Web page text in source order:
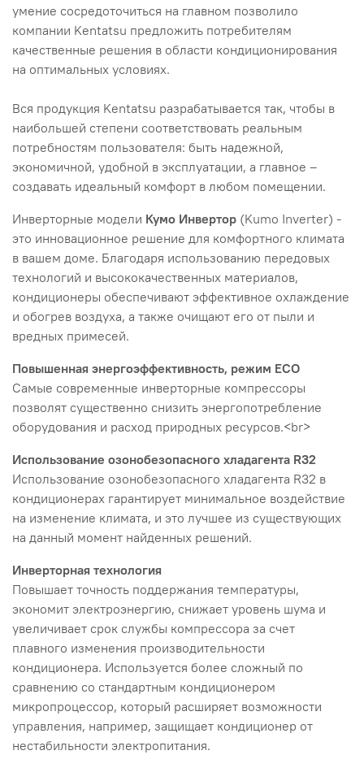
умение сосредоточиться на главном позволило
компании Kentatsu предложить потребителям
качественные решения в области кондиционирования
на оптимальных условиях.
Вся продукция Kentatsu разрабатывается так, чтобы в
наибольшей степени соответствовать реальным
потребностям пользователя: быть надежной,
экономичной, удобной в эксплуатации, а главное –
создавать идеальный комфорт в любом помещении.
Инверторные модели Кумо Инвертор (Kumo Inverter) -
это инновационное решение для комфортного климата
в вашем доме. Благодаря использованию передовых
технологий и высококачественных материалов,
кондиционеры обеспечивают эффективное охлаждение
и обогрев воздуха, а также очищают его от пыли и
вредных примесей.
Повышенная энергоэффективность, режим ECO
Самые современные инверторные компрессоры
позволят существенно снизить энергопотребление
оборудования и расход природных ресурсов.<br>
Использование озонобезопасного хладагента R32
Использование озонобезопасного хладагента R32 в
кондиционерах гарантирует минимальное воздействие
на изменение климата, и это лучшее из существующих
на данный момент найденных решений.
Инверторная технология
Повышает точность поддержания температуры,
экономит электроэнергию, снижает уровень шума и
увеличивает срок службы компрессора за счет
плавного изменения производительности
кондиционера. Используется более сложный по
сравнению со стандартным кондиционером
микропроцессор, который расширяет возможности
управления, например, защищает кондиционер от
нестабильности электропитания.